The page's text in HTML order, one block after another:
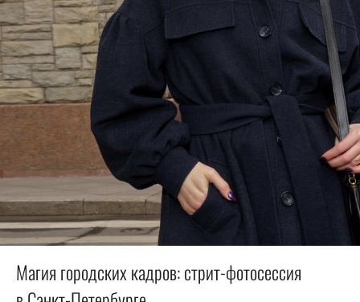
Магия городских кадров: стрит-фотосессия